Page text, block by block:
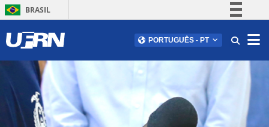
BRASIL
Comunica BR
Acesso à informação
Legislação
Canais
PORTUGUÊS - PT